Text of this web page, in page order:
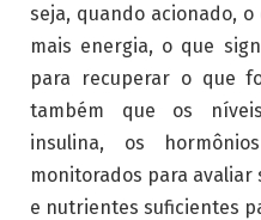
seja, quando acionado,
mais energia, o que
para recuperar o que
também que os
insulina, os
monitorados para avaliar
e nutrientes suficientes